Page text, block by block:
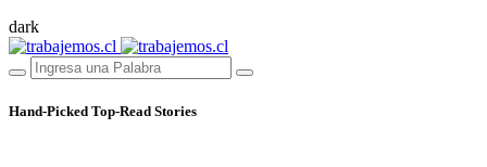
dark
Hand-Picked Top-Read Stories